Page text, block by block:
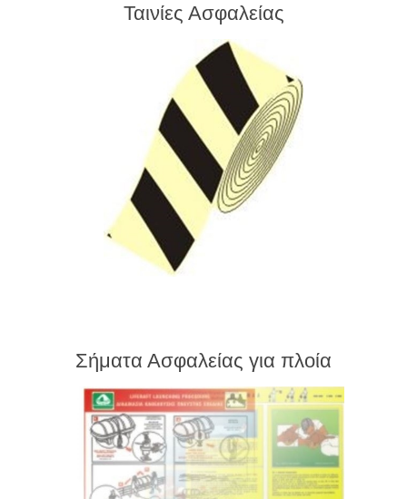
Ταινίες Ασφαλείας
Σήματα Ασφαλείας για πλοία